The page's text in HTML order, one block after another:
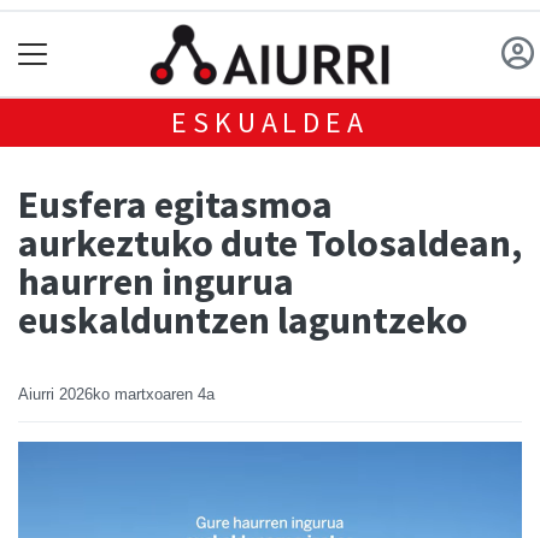
ESKUALDEA
Eusfera egitasmoa
aurkeztuko dute Tolosaldean,
haurren ingurua
euskalduntzen laguntzeko
Aiurri 2026ko martxoaren 4a